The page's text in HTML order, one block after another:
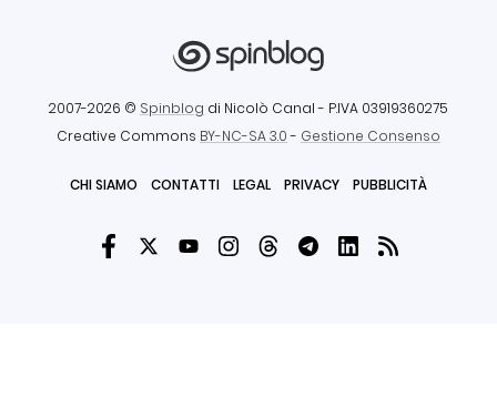
2007-2026 © Spinblog di Nicolò Canal - P.IVA 03919360275
Creative Commons BY-NC-SA 3.0- Gestione Consenso
CHI SIAMO CONTATTI LEGAL PRIVACY PUBBLICITÀ